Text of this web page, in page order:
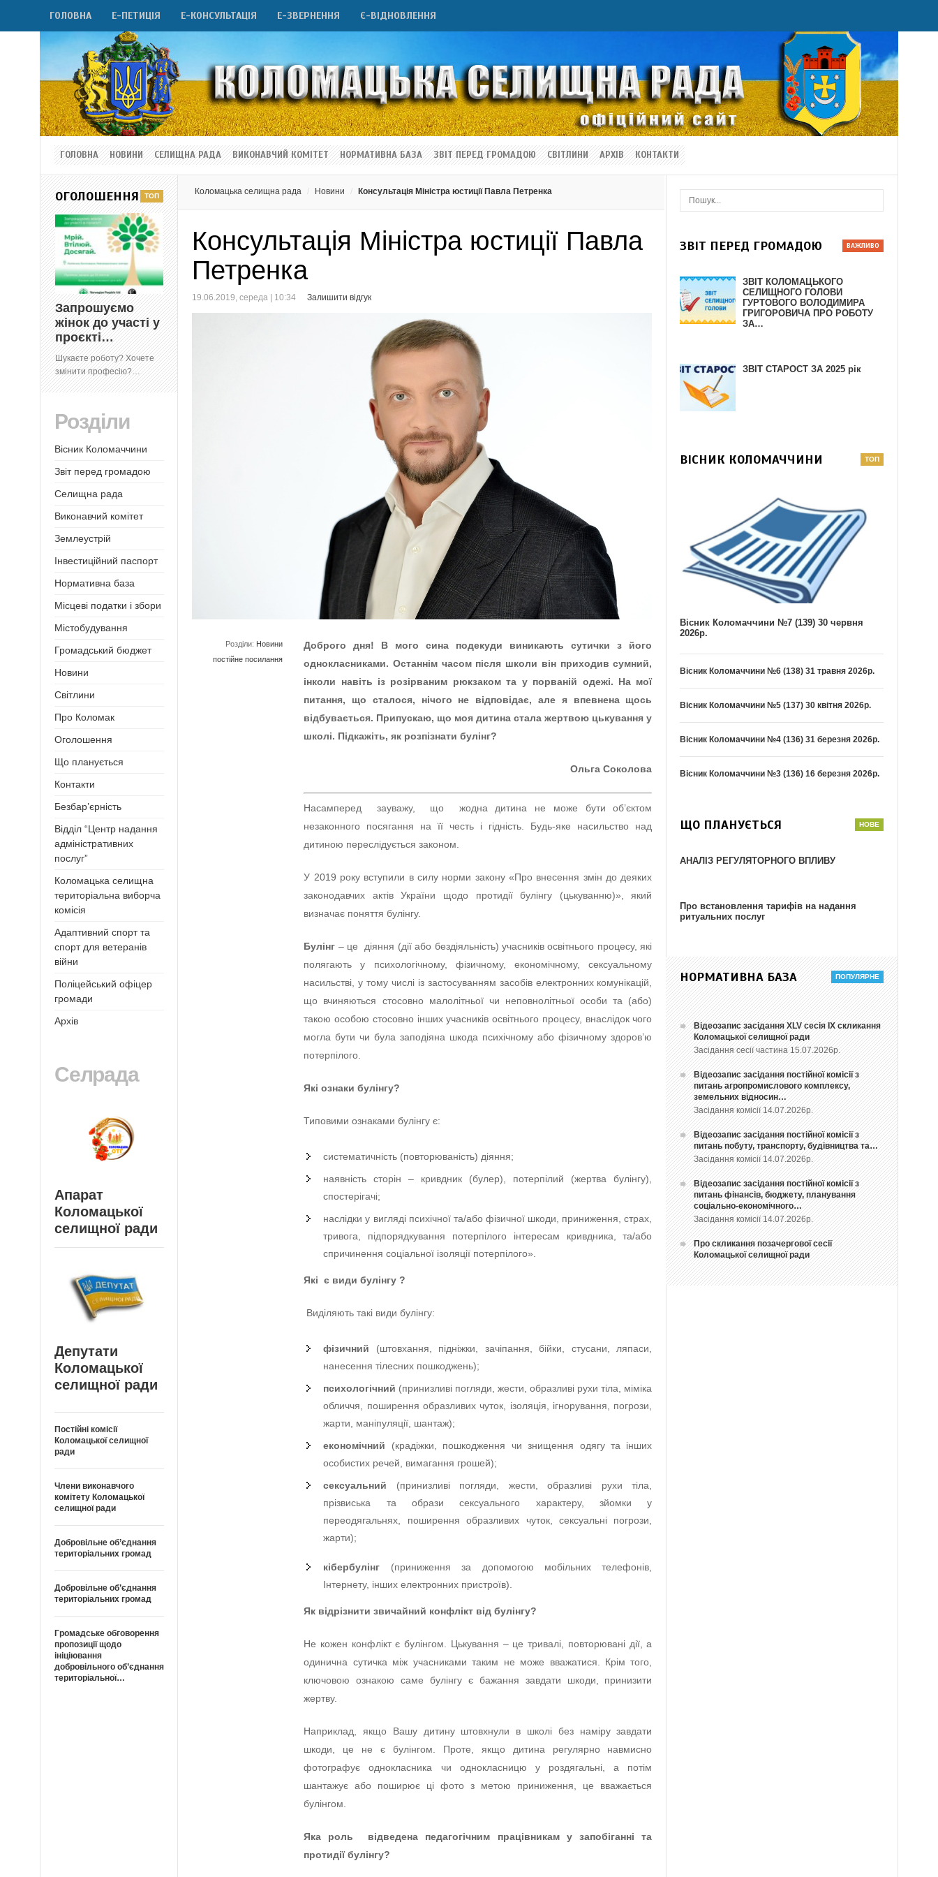
ГОЛОВНА Е-ПЕТИЦІЯ Е-КОНСУЛЬТАЦІЯ Е-ЗВЕРНЕННЯ Є-ВІДНОВЛЕННЯ
ГОЛОВНА НОВИНИ СЕЛИЩНА РАДА ВИКОНАВЧИЙ КОМІТЕТ НОРМАТИВНА БАЗА ЗВІТ ПЕРЕД ГРОМАДОЮ СВІТЛИНИ АРХІВ КОНТАКТИ
Коломацька селищна рада Новини Консультація Міністра юстиції Павла Петренка
Консультація Міністра юстиції Павла
Петренка
19.06.2019, середа | 10:34 Залишити відгук
Розділи: Новини
постійне посилання
Доброго дня! В мого сина подекуди виникають сутички з його
однокласниками. Останнім часом після школи він приходив сумний,
інколи навіть із розірваним рюкзаком та у порваній одежі. На мої
питання, що сталося, нічого не відповідає, але я впевнена щось
відбувається. Припускаю, що моя дитина стала жертвою цькування у
школі. Підкажіть, як розпізнати булінг?
Ольга Соколова
Насамперед зауважу, що жодна дитина не може бути об’єктом
незаконного посягання на її честь і гідність. Будь-яке насильство над
дитиною переслідується законом.
У 2019 року вступили в силу норми закону «Про внесення змін до деяких
законодавчих актів України щодо протидії булінгу (цькуванню)», який
визначає поняття булінгу.
Булінг – це діяння (дії або бездіяльність) учасників освітнього процесу, які
полягають у психологічному, фізичному, економічному, сексуальному
насильстві, у тому числі із застосуванням засобів електронних комунікацій,
що вчиняються стосовно малолітньої чи неповнолітньої особи та (або)
такою особою стосовно інших учасників освітнього процесу, внаслідок чого
могла бути чи була заподіяна шкода психічному або фізичному здоров’ю
потерпілого.
Які ознаки булінгу?
Типовими ознаками булінгу є:
систематичність (повторюваність) діяння;
наявність сторін – кривдник (булер), потерпілий (жертва булінгу),
спостерігачі;
наслідки у вигляді психічної та/або фізичної шкоди, приниження, страх,
тривога, підпорядкування потерпілого інтересам кривдника, та/або
спричинення соціальної ізоляції потерпілого».
Які є види булінгу ?
Виділяють такі види булінгу:
фізичний (штовхання, підніжки, зачіпання, бійки, стусани, ляпаси,
нанесення тілесних пошкоджень);
психологічний (принизливі погляди, жести, образливі рухи тіла, міміка
обличчя, поширення образливих чуток, ізоляція, ігнорування, погрози,
жарти, маніпуляції, шантаж);
економічний (крадіжки, пошкодження чи знищення одягу та інших
особистих речей, вимагання грошей);
сексуальний (принизливі погляди, жести, образливі рухи тіла,
прізвиська та образи сексуального характеру, зйомки у
переодягальнях, поширення образливих чуток, сексуальні погрози,
жарти);
кібербулінг (приниження за допомогою мобільних телефонів,
Інтернету, інших електронних пристроїв).
Як відрізнити звичайний конфлікт від булінгу?
Не кожен конфлікт є булінгом. Цькування – це тривалі, повторювані дії, а
одинична сутичка між учасниками таким не може вважатися. Крім того,
ключовою ознакою саме булінгу є бажання завдати шкоди, принизити
жертву.
Наприклад, якщо Вашу дитину штовхнули в школі без наміру завдати
шкоди, це не є булінгом. Проте, якщо дитина регулярно навмисно
фотографує однокласника чи однокласницю у роздягальні, а потім
шантажує або поширює ці фото з метою приниження, це вважається
булінгом.
Яка роль відведена педагогічним працівникам у запобіганні та
протидії булінгу?
ОГОЛОШЕННЯ
Запрошуємо
жінок до участі у
проєкті…
Шукаєте роботу? Хочете
змінити професію?…
Розділи
Вісник Коломаччини
Звіт перед громадою
Селищна рада
Виконавчий комітет
Землеустрій
Інвестиційний паспорт
Нормативна база
Місцеві податки і збори
Містобудування
Громадський бюджет
Новини
Світлини
Про Коломак
Оголошення
Що планується
Контакти
Безбар’єрність
Відділ “Центр надання
адміністративних
послуг”
Коломацька селищна
територіальна виборча
комісія
Адаптивний спорт та
спорт для ветеранів
війни
Поліцейський офіцер
громади
Архів
Селрада
Апарат
Коломацької
селищної ради
Депутати
Коломацької
селищної ради
Постійні комісії
Коломацької селищної
ради
Члени виконавчого
комітету Коломацької
селищної ради
Добровільне об’єднання
територіальних громад
Добровільне об’єднання
територіальних громад
Громадське обговорення
пропозиції щодо
ініціювання
добровільного об’єднання
територіальної…
ЗВІТ ПЕРЕД ГРОМАДОЮ
ЗВІТ КОЛОМАЦЬКОГО
СЕЛИЩНОГО ГОЛОВИ
ГУРТОВОГО ВОЛОДИМИРА
ГРИГОРОВИЧА ПРО РОБОТУ
ЗА…
ЗВІТ СТАРОСТ ЗА 2025 рік
ВІСНИК КОЛОМАЧЧИНИ
Вісник Коломаччини №7 (139) 30 червня
2026р.
Вісник Коломаччини №6 (138) 31 травня 2026р.
Вісник Коломаччини №5 (137) 30 квітня 2026р.
Вісник Коломаччини №4 (136) 31 березня 2026р.
Вісник Коломаччини №3 (136) 16 березня 2026р.
ЩО ПЛАНУЄТЬСЯ
АНАЛІЗ РЕГУЛЯТОРНОГО ВПЛИВУ
Про встановлення тарифів на надання
ритуальних послуг
НОРМАТИВНА БАЗА
Відеозапис засідання ХLV сесія ІХ скликання
Коломацької селищної ради
Засідання сесії частина 15.07.2026р.
Відеозапис засідання постійної комісії з
питань агропромислового комплексу,
земельних відносин…
Засідання комісії 14.07.2026р.
Відеозапис засідання постійної комісії з
питань побуту, транспорту, будівництва та…
Засідання комісії 14.07.2026р.
Відеозапис засідання постійної комісії з
питань фінансів, бюджету, планування
соціально-економічного…
Засідання комісії 14.07.2026р.
Про скликання позачергової сесії
Коломацької селищної ради